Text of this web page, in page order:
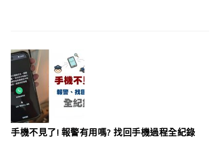
手機不見了! 報警有用嗎? 找回手機過程全紀錄